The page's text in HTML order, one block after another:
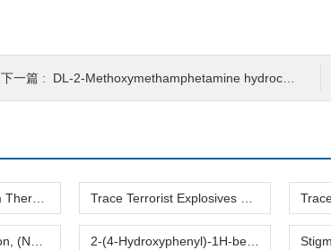
下一篇 : DL-2-Methoxymethamphetamine hydrochlorideDL-2-Methoxymethamphetamine hydrochloride DL-2-Methoxymethamphetamine hydrochloride